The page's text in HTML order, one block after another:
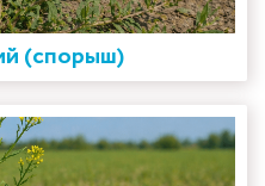
(спорыш)